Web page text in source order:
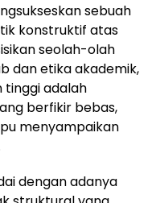
sebuah
konstruktif atas
seolah-olah
dan etika akademik,
tinggi adalah
berfikir bebas,
menyampaikan
dengan adanya